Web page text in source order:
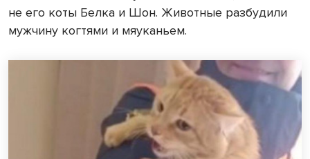
не его коты Белка и Шон. Животные разбудили
мужчину когтями и мяуканьем.